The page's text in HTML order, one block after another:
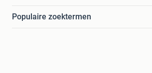
Populaire zoektermen